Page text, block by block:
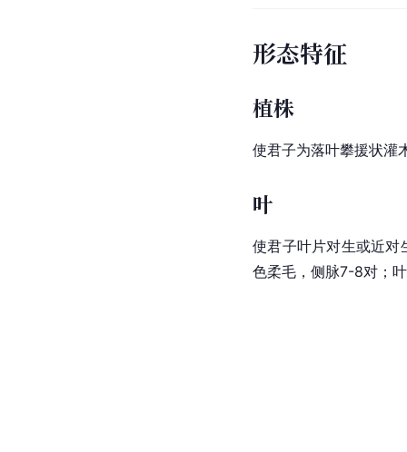
形态特征
植株
使君子为落叶攀援状灌
叶
使君子叶片对生或近
色柔毛，侧脉7-8对；